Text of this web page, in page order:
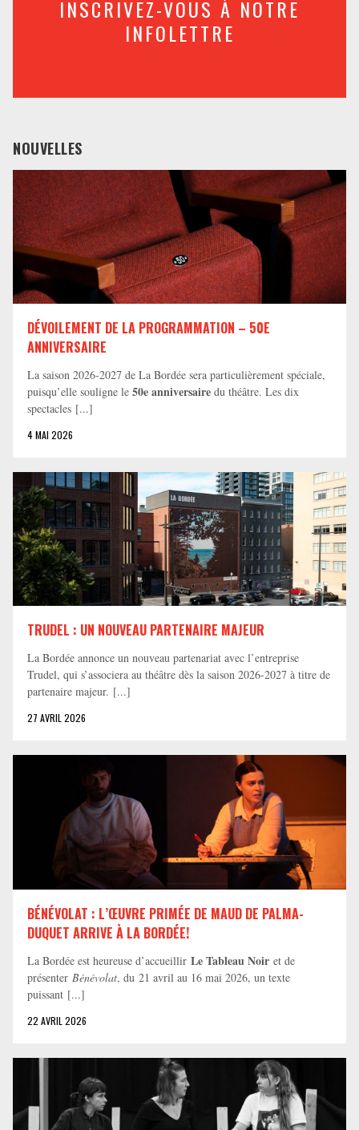
INSCRIVEZ-VOUS À NOTRE
INFOLETTRE
NOUVELLES
DÉVOILEMENT DE LA PROGRAMMATION – 50E
ANNIVERSAIRE
La saison 2026-2027 de La Bordée sera particulièrement spéciale,
puisqu’elle souligne le 50e anniversaire du théâtre. Les dix
spectacles [...]
4 MAI 2026
TRUDEL : UN NOUVEAU PARTENAIRE MAJEUR
La Bordée annonce un nouveau partenariat avec l’entreprise
Trudel, qui s’associera au théâtre dès la saison 2026-2027 à titre de
partenaire majeur. [...]
27 AVRIL 2026
BÉNÉVOLAT : L’ŒUVRE PRIMÉE DE MAUD DE PALMA-
DUQUET ARRIVE À LA BORDÉE!
La Bordée est heureuse d’accueillir Le Tableau Noir et de
présenter Bénévolat, du 21 avril au 16 mai 2026, un texte
puissant [...]
22 AVRIL 2026